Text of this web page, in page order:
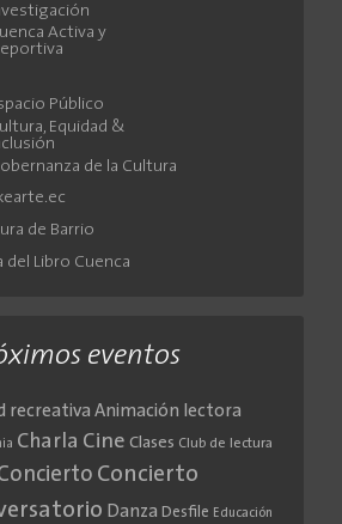
Activa y
Público
Equidad &
de la Cultura
de Barrio
del Libro Cuenca
eventos
recreativa Animación lectora
Charla Cine Clases Club de lectura
Concierto
Danza Desfile Educación